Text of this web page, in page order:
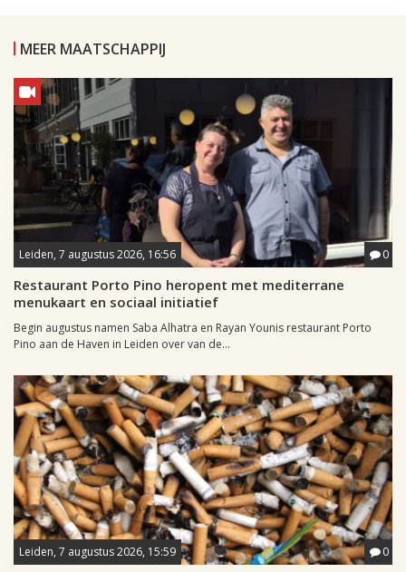
MEER MAATSCHAPPIJ
Leiden, 7 augustus 2026, 16:56 0
Restaurant Porto Pino heropent met mediterrane
menukaart en sociaal initiatief
Begin augustus namen Saba Alhatra en Rayan Younis restaurant Porto
Pino aan de Haven in Leiden over van de...
Leiden, 7 augustus 2026, 15:59 0